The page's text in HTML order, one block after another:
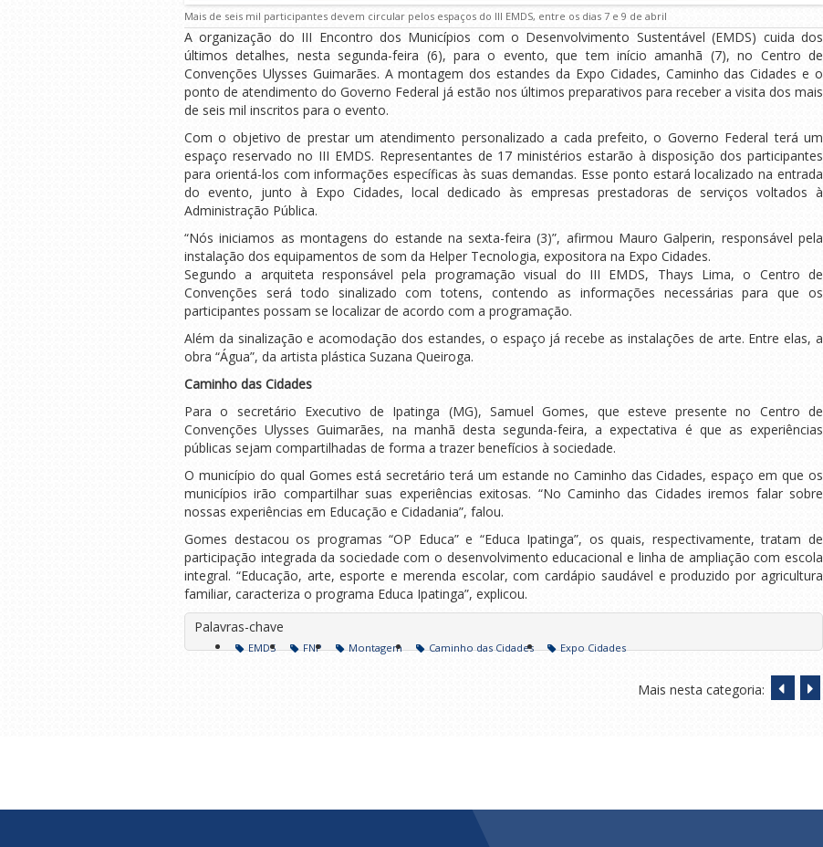
Mais de seis mil participantes devem circular pelos espaços do III EMDS, entre os dias 7 e 9 de abril
A organização do III Encontro dos Municípios com o Desenvolvimento Sustentável (EMDS) cuida dos
últimos detalhes, nesta segunda-feira (6), para o evento, que tem início amanhã (7), no Centro de
Convenções Ulysses Guimarães. A montagem dos estandes da Expo Cidades, Caminho das Cidades e o
ponto de atendimento do Governo Federal já estão nos últimos preparativos para receber a visita dos mais
de seis mil inscritos para o evento.
Com o objetivo de prestar um atendimento personalizado a cada prefeito, o Governo Federal terá um
espaço reservado no III EMDS. Representantes de 17 ministérios estarão à disposição dos participantes
para orientá-los com informações específicas às suas demandas. Esse ponto estará localizado na entrada
do evento, junto à Expo Cidades, local dedicado às empresas prestadoras de serviços voltados à
Administração Pública.
“Nós iniciamos as montagens do estande na sexta-feira (3)”, afirmou Mauro Galperin, responsável pela
instalação dos equipamentos de som da Helper Tecnologia, expositora na Expo Cidades.
Segundo a arquiteta responsável pela programação visual do III EMDS, Thays Lima, o Centro de
Convenções será todo sinalizado com totens, contendo as informações necessárias para que os
participantes possam se localizar de acordo com a programação.
Além da sinalização e acomodação dos estandes, o espaço já recebe as instalações de arte. Entre elas, a
obra “Água”, da artista plástica Suzana Queiroga.
Caminho das Cidades
Para o secretário Executivo de Ipatinga (MG), Samuel Gomes, que esteve presente no Centro de
Convenções Ulysses Guimarães, na manhã desta segunda-feira, a expectativa é que as experiências
públicas sejam compartilhadas de forma a trazer benefícios à sociedade.
O município do qual Gomes está secretário terá um estande no Caminho das Cidades, espaço em que os
municípios irão compartilhar suas experiências exitosas. “No Caminho das Cidades iremos falar sobre
nossas experiências em Educação e Cidadania”, falou.
Gomes destacou os programas “OP Educa” e “Educa Ipatinga”, os quais, respectivamente, tratam de
participação integrada da sociedade com o desenvolvimento educacional e linha de ampliação com escola
integral. “Educação, arte, esporte e merenda escolar, com cardápio saudável e produzido por agricultura
familiar, caracteriza o programa Educa Ipatinga”, explicou.
Palavras-chave
EMDS FNP Montagem Caminho das Cidades Expo Cidades
Mais nesta categoria: